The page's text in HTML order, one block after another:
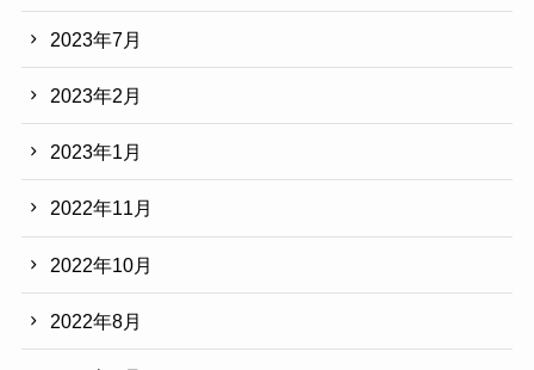
2023年7月
2023年2月
2023年1月
2022年11月
2022年10月
2022年8月